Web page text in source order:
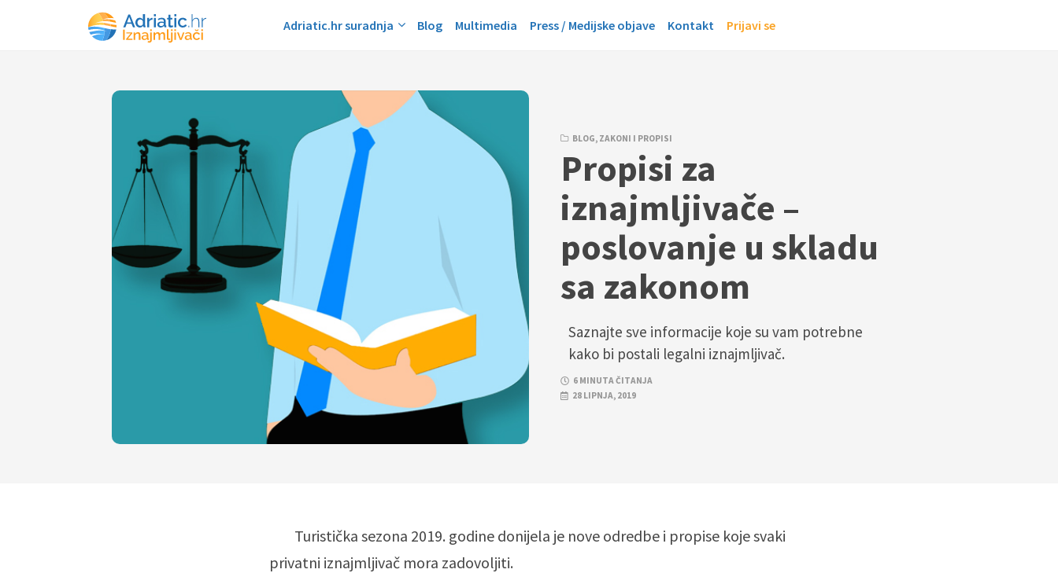
Adriatic.hr suradnja Blog Multimedia Press / Medijske objave Kontakt Prijavi se
BLOG, ZAKONI I PROPISI
Propisi za
iznajmljivače –
poslovanje u skladu
sa zakonom
Saznajte sve informacije koje su vam potrebne
kako bi postali legalni iznajmljivač.
6 MINUTA ČITANJA
28 LIPNJA, 2019
Turistička sezona 2019. godine donijela je nove odredbe i propise koje svaki
privatni iznajmljivač mora zadovoljiti.